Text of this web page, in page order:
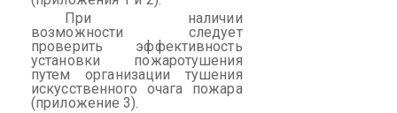
При наличии
возможности следует
проверить эффективность
установки пожаротушения
путем организации тушения
искусственного очага пожара
(приложение 3).